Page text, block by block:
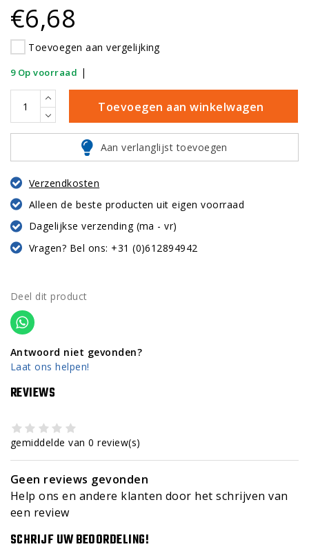
€6,68
Toevoegen aan vergelijking
9 Op voorraad |
Toevoegen aan winkelwagen
Aan verlanglijst toevoegen
Verzendkosten
Alleen de beste producten uit eigen voorraad
Dagelijkse verzending (ma - vr)
Vragen? Bel ons: +31 (0)612894942
Deel dit product
Antwoord niet gevonden?
Laat ons helpen!
REVIEWS
gemiddelde van 0 review(s)
Geen reviews gevonden
Help ons en andere klanten door het schrijven van
een review
SCHRIJF UW BEOORDELING!